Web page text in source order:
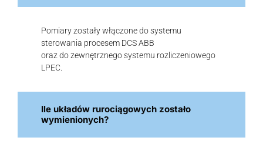
Pomiary zostały włączone do systemu
sterowania procesem DCS ABB
oraz do zewnętrznego systemu rozliczeniowego
LPEC.
Ile układów rurociągowych zostało
wymienionych?